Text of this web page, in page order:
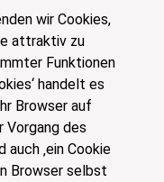
wir Cookies,
attraktiv zu
Funktionen
handelt es
Browser auf
Vorgang des
‚ein Cookie
Browser selbst